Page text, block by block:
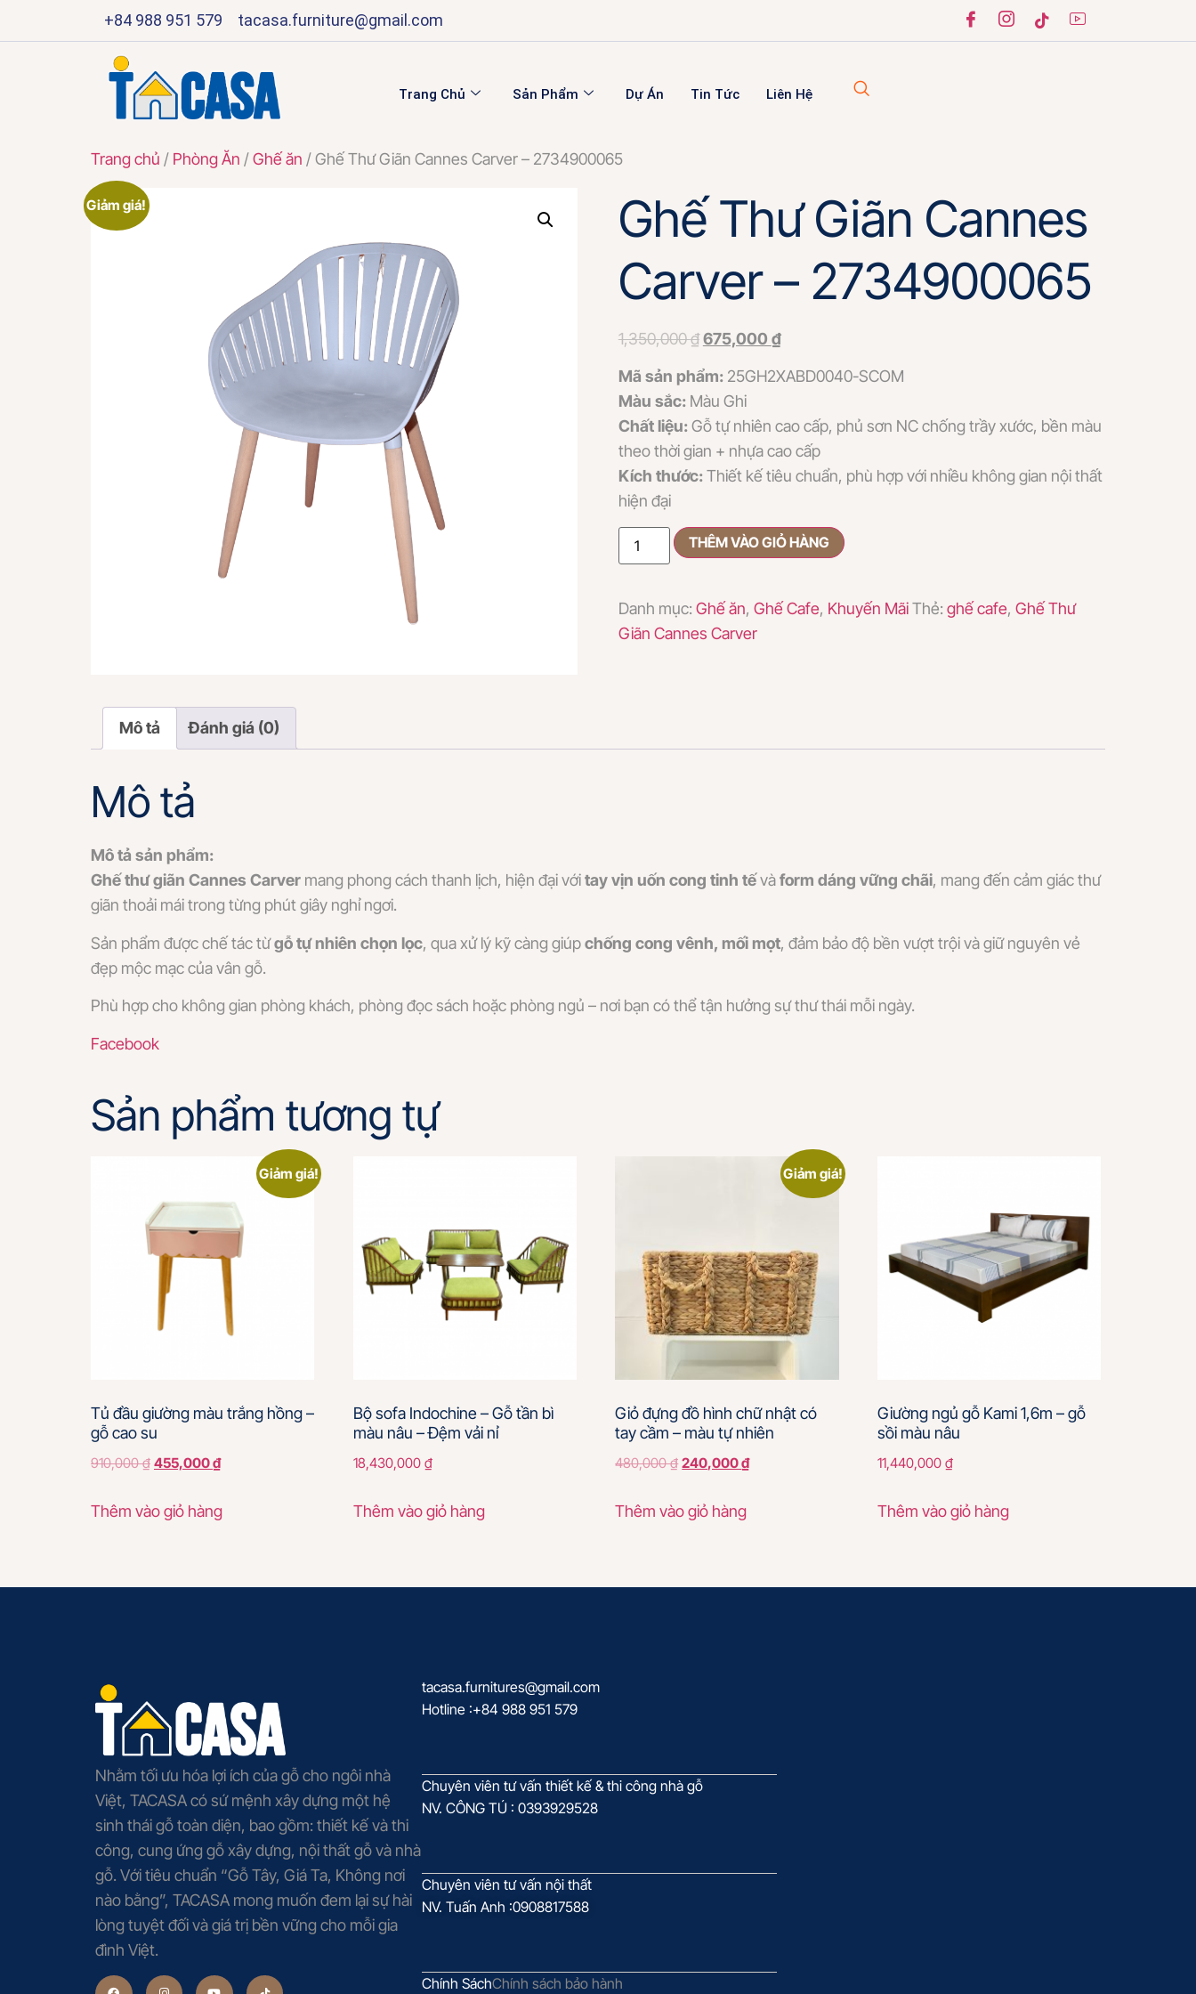
+84 988 951 579 tacasa.furniture@gmail.com
Trang Chủ Sản Phẩm Dự Án Tin Tức Liên Hệ
Trang chủ / Phòng Ăn /Ghế ăn / Ghế Thư Giãn Cannes Carver – 2734900065
Giảm giá!
Ghế Thư Giãn Cannes
Carver – 2734900065
1,350,000₫675,000 ₫
Mã sản phẩm:25GH2XABD0040-SCOM
Màu sắc:Màu Ghi
Chất liệu:Gỗ tự nhiên cao cấp, phủ sơn NC chống trầy xước, bền màu
theo thời gian + nhựa cao cấp
Kích thước:Thiết kế tiêu chuẩn, phù hợp với nhiều không gian nội thất
hiện đại
THÊM VÀO GIỎ HÀNG
Danh mục: Ghế ăn, Ghế Cafe, Khuyến MãiThẻ: ghế cafe, Ghế Thư
Giãn Cannes Carver
Mô tả Đánh giá (0)
Mô tả
Mô tả sản phẩm:
Ghế thư giãn Cannes Carver mang phong cách thanh lịch, hiện đại vớitay vịn uốn cong tinh tếvàform dáng vững chãi, mang đến cảm giác thư
giãn thoải mái trong từng phút giây nghỉ ngơi.
Sản phẩm được chế tác từgỗ tự nhiên chọn lọc, qua xử lý kỹ càng giúpchống cong vênh, mối mọt, đảm bảo độ bền vượt trội và giữ nguyên vẻ
đẹp mộc mạc của vân gỗ.
Phù hợp cho không gian phòng khách, phòng đọc sách hoặc phòng ngủ – nơi bạn có thể tận hưởng sự thư thái mỗi ngày.
Facebook
Sản phẩm tương tự
Giảm giá!
Tủ đầu giường màu trắng hồng –
gỗ cao su
910,000₫ 455,000₫
Thêm vào giỏ hàng
Bộ sofa Indochine – Gỗ tần bì
màu nâu – Đệm vải nỉ
18,430,000 ₫
Thêm vào giỏ hàng
Giảm giá!
Giỏ đựng đồ hình chữ nhật có
tay cầm – màu tự nhiên
480,000₫ 240,000₫
Thêm vào giỏ hàng
Giường ngủ gỗ Kami 1,6m – gỗ
sồi màu nâu
11,440,000₫
Thêm vào giỏ hàng
Nhằm tối ưu hóa lợi ích của gỗ cho ngôi nhà
Việt, TACASA có sứ mệnh xây dựng một hệ
sinh thái gỗ toàn diện, bao gồm: thiết kế và thi
công, cung ứng gỗ xây dựng, nội thất gỗ và nhà
gỗ. Với tiêu chuẩn “Gỗ Tây, Giá Ta, Không nơi
nào bằng”, TACASA mong muốn đem lại sự hài
lòng tuyệt đối và giá trị bền vững cho mỗi gia
đình Việt.
tacasa.furnitures@gmail.com
Hotline :+84 988 951 579
Chuyên viên tư vấn thiết kế & thi công nhà gỗ
NV. CÔNG TÚ : 0393929528
Chuyên viên tư vấn nội thất
NV. Tuấn Anh :0908817588
Chính SáchChính sách bảo hành